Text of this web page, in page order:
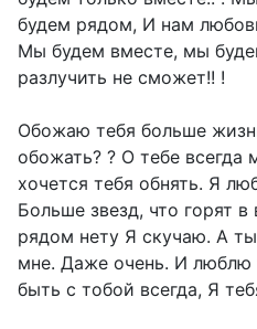
будем рядом, И нам
Мы будем вместе, мы
разлучить не сможет!! !
Обожаю тебя больше
обожать? ? О тебе
хочется тебя обнять. Я
Больше звезд, что горят
рядом нету Я скучаю. А
мне. Даже очень. И
быть с тобой всегда, Я